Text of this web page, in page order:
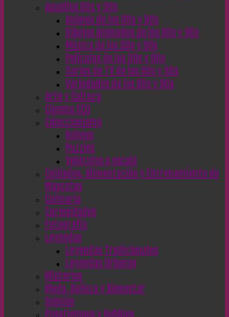
Aquellos 80s y 90s
Animes de los 80s y 90s
Dibujos Animados de los 80s y 90s
Música de los 80s y 90s
Películas de los 80s y 90s
Series de TV de los 80s y 90s
Variedades de los 80s y 90s
Arte y Cultura
Cinema CC0
Coleccionismo
Relojes
Puzzles
Vehículos a escala
Cuidados, Alimentación y Entrenamiento de
Mascotas
Culinaria
Curiosidades
Fotografía
Leyendas
Leyendas Tradicionales
Leyendas Urbanas
Misterios
Moda, Belleza y Bienestar
Opinión
Pasatiempos y Hobbies